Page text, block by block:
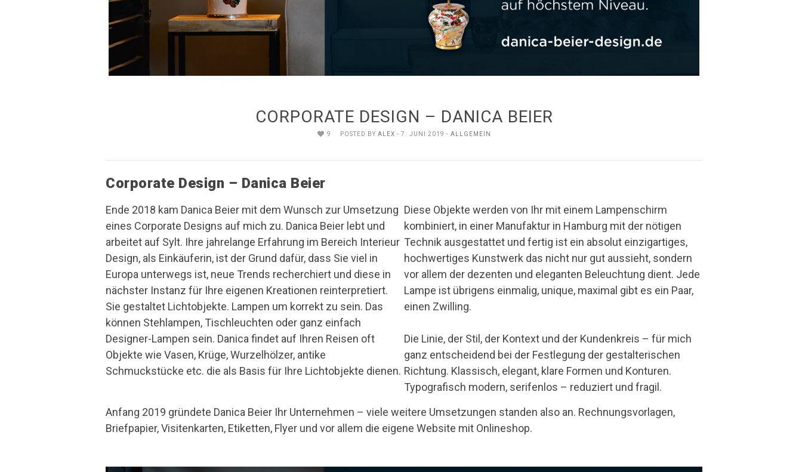
CORPORATE DESIGN – DANICA BEIER
9 POSTED BY ALEX - 7. JUNI 2019 - ALLGEMEIN
Corporate Design – Danica Beier
Ende 2018 kam Danica Beier mit dem Wunsch zur Umsetzung
eines Corporate Designs auf mich zu. Danica Beier lebt und
arbeitet auf Sylt. Ihre jahrelange Erfahrung im Bereich Interieur
Design, als Einkäuferin, ist der Grund dafür, dass Sie viel in
Europa unterwegs ist, neue Trends recherchiert und diese in
nächster Instanz für Ihre eigenen Kreationen reinterpretiert.
Sie gestaltet Lichtobjekte. Lampen um korrekt zu sein. Das
können Stehlampen, Tischleuchten oder ganz einfach
Designer-Lampen sein. Danica findet auf Ihren Reisen oft
Objekte wie Vasen, Krüge, Wurzelhölzer, antike
Schmuckstücke etc. die als Basis für Ihre Lichtobjekte dienen.
Diese Objekte werden von Ihr mit einem Lampenschirm
kombiniert, in einer Manufaktur in Hamburg mit der nötigen
Technik ausgestattet und fertig ist ein absolut einzigartiges,
hochwertiges Kunstwerk das nicht nur gut aussieht, sondern
vor allem der dezenten und eleganten Beleuchtung dient. Jede
Lampe ist übrigens einmalig, unique, maximal gibt es ein Paar,
einen Zwilling.
Die Linie, der Stil, der Kontext und der Kundenkreis – für mich
ganz entscheidend bei der Festlegung der gestalterischen
Richtung. Klassisch, elegant, klare Formen und Konturen.
Typografisch modern, serifenlos – reduziert und fragil.
Anfang 2019 gründete Danica Beier Ihr Unternehmen – viele weitere Umsetzungen standen also an. Rechnungsvorlagen,
Briefpapier, Visitenkarten, Etiketten, Flyer und vor allem die eigene Website mit Onlineshop.